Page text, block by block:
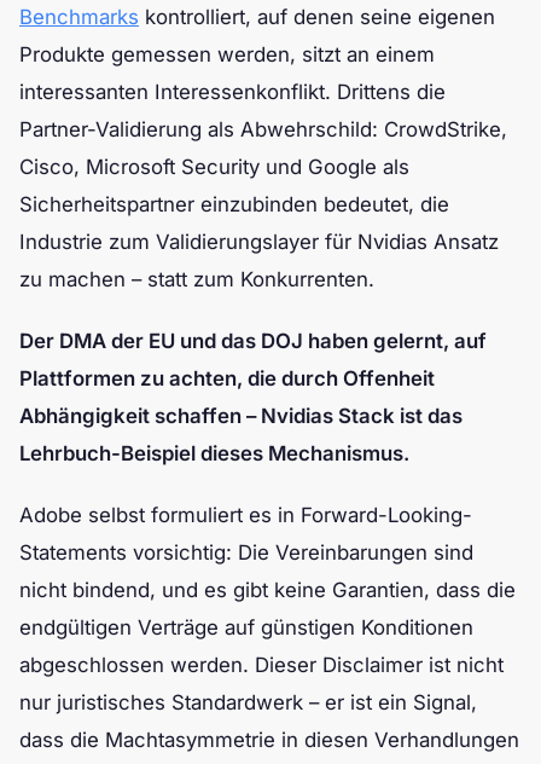
Benchmarks kontrolliert, auf denen seine eigenen
Produkte gemessen werden, sitzt an einem
interessanten Interessenkonflikt. Drittens die
Partner-Validierung als Abwehrschild: CrowdStrike,
Cisco, Microsoft Security und Google als
Sicherheitspartner einzubinden bedeutet, die
Industrie zum Validierungslayer für Nvidias Ansatz
zu machen – statt zum Konkurrenten.
Der DMA der EU und das DOJ haben gelernt, auf
Plattformen zu achten, die durch Offenheit
Abhängigkeit schaffen – Nvidias Stack ist das
Lehrbuch-Beispiel dieses Mechanismus.
Adobe selbst formuliert es in Forward-Looking-
Statements vorsichtig: Die Vereinbarungen sind
nicht bindend, und es gibt keine Garantien, dass die
endgültigen Verträge auf günstigen Konditionen
abgeschlossen werden. Dieser Disclaimer ist nicht
nur juristisches Standardwerk – er ist ein Signal,
dass die Machtasymmetrie in diesen Verhandlungen